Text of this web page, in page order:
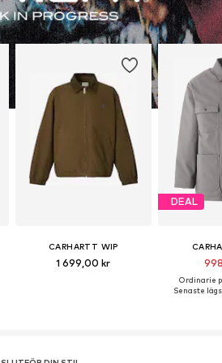
CARHARTT WIP
1 699,00 kr
DEAL
Ordinarie
Senaste